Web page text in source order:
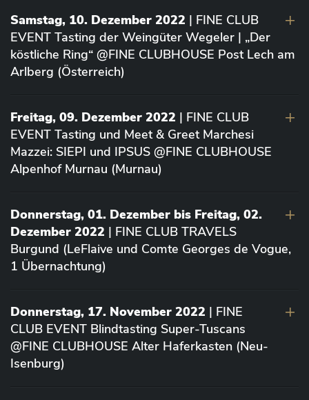
Samstag, 10. Dezember 2022 | FINE CLUB
EVENT Tasting der Weingüter Wegeler | „Der
köstliche Ring“ @FINE CLUBHOUSE Post Lech am
Arlberg (Österreich)
Freitag, 09. Dezember 2022 | FINE CLUB
EVENT Tasting und Meet & Greet Marchesi
Mazzei: SIEPI und IPSUS @FINE CLUBHOUSE
Alpenhof Murnau (Murnau)
Donnerstag, 01. Dezember bis Freitag, 02.
Dezember 2022 | FINE CLUB TRAVELS
Burgund (LeFlaive und Comte Georges de Vogue,
1 Übernachtung)
Donnerstag, 17. November 2022 | FINE
CLUB EVENT Blindtasting Super-Tuscans
@FINE CLUBHOUSE Alter Haferkasten (Neu-
Isenburg)